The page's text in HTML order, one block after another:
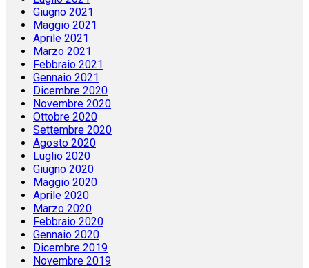
Giugno 2021
Maggio 2021
Aprile 2021
Marzo 2021
Febbraio 2021
Gennaio 2021
Dicembre 2020
Novembre 2020
Ottobre 2020
Settembre 2020
Agosto 2020
Luglio 2020
Giugno 2020
Maggio 2020
Aprile 2020
Marzo 2020
Febbraio 2020
Gennaio 2020
Dicembre 2019
Novembre 2019